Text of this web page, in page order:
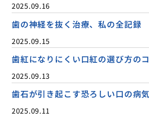
2025.09.16
歯の神経を抜く治療、私の全記録
2025.09.15
歯紅になりにくい口紅の選び方の
2025.09.13
歯石が引き起こす恐ろしい口の病気
2025.09.11